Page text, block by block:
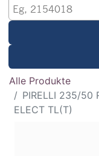
Alle Produkte
PIRELLI 235/50
ELECT TL(T)